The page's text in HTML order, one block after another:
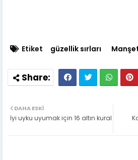
Etiket güzellik sırları
DAHA ESKI
İyi uyku uyumak için 16 altın kural